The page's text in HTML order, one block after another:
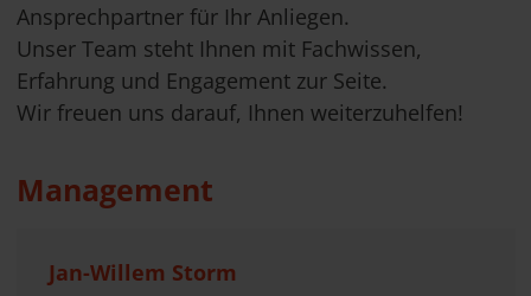
Ansprechpartner für Ihr Anliegen.
Unser Team steht Ihnen mit Fachwissen,
Erfahrung und Engagement zur Seite.
Wir freuen uns darauf, Ihnen weiterzuhelfen!
Management
Jan-Willem Storm